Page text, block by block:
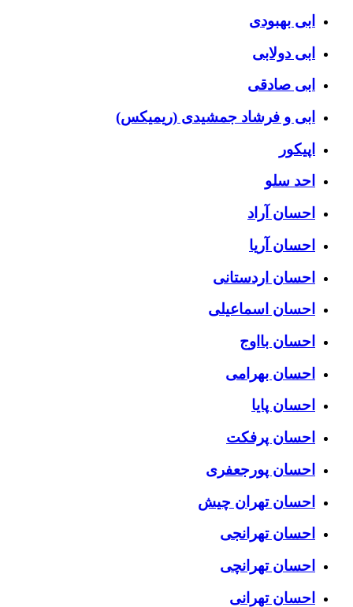
ابی بهبودی
ابی دولابی
ابی صادقی
ابی و فرشاد جمشیدی (ریمیکس)
اپیکور
احد سلو
احسان آراد
احسان آریا
احسان اردستانی
احسان اسماعیلی
احسان بااوج
احسان بهرامی
احسان پایا
احسان پرفکت
احسان پورجعفری
احسان تهران چیش
احسان تهرانجی
احسان تهرانچی
احسان تهرانی